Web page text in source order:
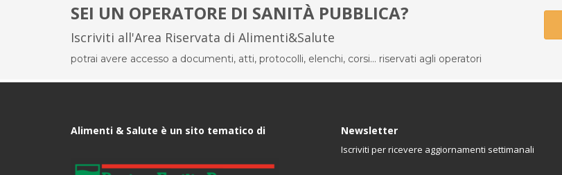
SEI UN OPERATORE DI SANITÀ PUBBLICA?
Iscriviti all'Area Riservata di Alimenti&Salute
potrai avere accesso a documenti, atti, protocolli, elenchi, corsi... riservati agli operatori
Alimenti & Salute è un sito tematico di Newsletter
Iscriviti per ricevere aggiornamenti settimanali